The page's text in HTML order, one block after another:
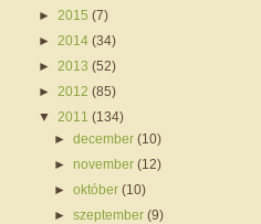
► 2015 (7)
► 2014 (34)
► 2013 (52)
► 2012 (85)
▼ 2011 (134)
►december(10)
►november(12)
►október(10)
►szeptember(9)